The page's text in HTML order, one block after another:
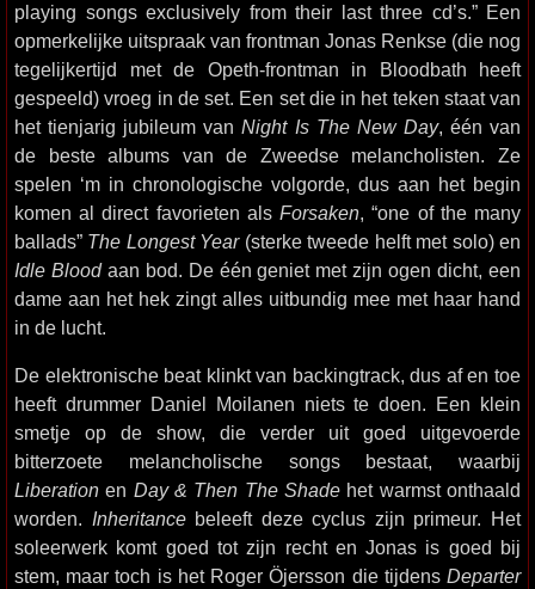
playing songs exclusively from their last three cd’s.” Een
opmerkelijke uitspraak van frontman Jonas Renkse (die nog
tegelijkertijd met de Opeth-frontman in Bloodbath heeft
gespeeld) vroeg in de set. Een set die in het teken staat van
het tienjarig jubileum vanNight Is The New Day, één van
de beste albums van de Zweedse melancholisten. Ze
spelen ‘m in chronologische volgorde, dus aan het begin
komen al direct favorieten alsForsaken, “one of the many
ballads” The Longest Year(sterke tweede helft met solo) en
Idle Bloodaan bod. De één geniet met zijn ogen dicht, een
dame aan het hek zingt alles uitbundig mee met haar hand
in de lucht.
De elektronische beat klinkt van backingtrack, dus af en toe
heeft drummer Daniel Moilanen niets te doen. Een klein
smetje op de show, die verder uit goed uitgevoerde
bitterzoete melancholische songs bestaat, waarbij
Liberation en Day & Then The Shade het warmst onthaald
worden. Inheritancebeleeft deze cyclus zijn primeur. Het
soleerwerk komt goed tot zijn recht en Jonas is goed bij
stem, maar toch is het Roger Öjersson die tijdens Departer